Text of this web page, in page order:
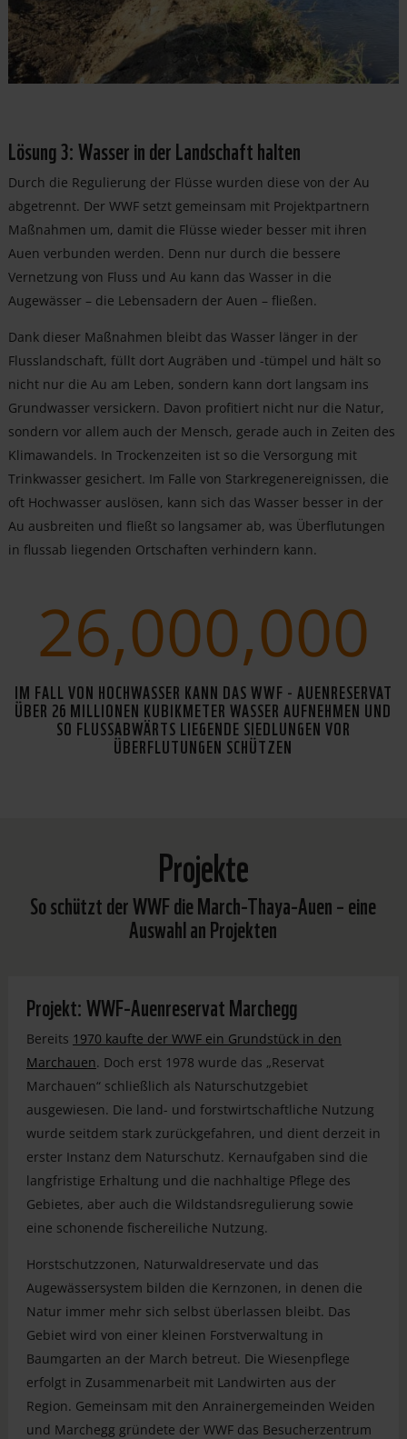
Lösung 3: Wasser in der Landschaft halten
Durch die Regulierung der Flüsse wurden diese von der Au
abgetrennt. Der WWF setzt gemeinsam mit Projektpartnern
Maßnahmen um, damit die Flüsse wieder besser mit ihren
Auen verbunden werden. Denn nur durch die bessere
Vernetzung von Fluss und Au kann das Wasser in die
Augewässer – die Lebensadern der Auen – fließen.
Dank dieser Maßnahmen bleibt das Wasser länger in der
Flusslandschaft, füllt dort Augräben und -tümpel und hält so
nicht nur die Au am Leben, sondern kann dort langsam ins
Grundwasser versickern. Davon profitiert nicht nur die Natur,
sondern vor allem auch der Mensch, gerade auch in Zeiten des
Klimawandels. In Trockenzeiten ist so die Versorgung mit
Trinkwasser gesichert. Im Falle von Starkregenereignissen, die
oft Hochwasser auslösen, kann sich das Wasser besser in der
Au ausbreiten und fließt so langsamer ab, was Überflutungen
in flussab liegenden Ortschaften verhindern kann.
26,000,000
IM FALL VON HOCHWASSER KANN DAS WWF - AUENRESERVAT
ÜBER 26 MILLIONEN KUBIKMETER WASSER AUFNEHMEN UND
SO FLUSSABWÄRTS LIEGENDE SIEDLUNGEN VOR
ÜBERFLUTUNGEN SCHÜTZEN
Projekte
So schützt der WWF die March-Thaya-Auen – eine
Auswahl an Projekten
Projekt: WWF-Auenreservat Marchegg
Bereits 1970 kaufte der WWF ein Grundstück in den
Marchauen. Doch erst 1978 wurde das „Reservat
Marchauen“ schließlich als Naturschutzgebiet
ausgewiesen. Die land- und forstwirtschaftliche Nutzung
wurde seitdem stark zurückgefahren, und dient derzeit in
erster Instanz dem Naturschutz. Kernaufgaben sind die
langfristige Erhaltung und die nachhaltige Pflege des
Gebietes, aber auch die Wildstandsregulierung sowie
eine schonende fischereiliche Nutzung.
Horstschutzzonen, Naturwaldreservate und das
Augewässersystem bilden die Kernzonen, in denen die
Natur immer mehr sich selbst überlassen bleibt. Das
Gebiet wird von einer kleinen Forstverwaltung in
Baumgarten an der March betreut. Die Wiesenpflege
erfolgt in Zusammenarbeit mit Landwirten aus der
Region. Gemeinsam mit den Anrainergemeinden Weiden
und Marchegg gründete der WWF das Besucherzentrum